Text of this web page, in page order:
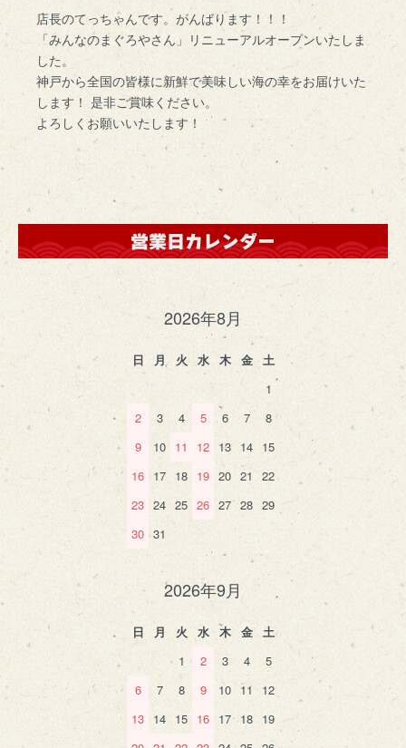
店長のてっちゃんです。がんばります！！！
「みんなのまぐろやさん」リニューアルオープンいたしま
した。
神戸から全国の皆様に新鮮で美味しい海の幸をお届けいた
します！ 是非ご賞味ください。
よろしくお願いいたします！
2026年8月
日 月 火 水 木 金
土
1
2
3 4 5 6 7
8
9
10 11 12 13 14 15
16 17 18 19 20 21
22
23 24 25 26 27 28 29
30 31
2026年9月
日 月 火 水 木 金
土
1
2 3 4
5
6
7 8 9 10 11
12
13 14 15 16 17 18 19